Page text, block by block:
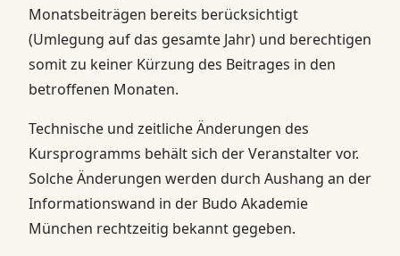
Monatsbeiträgen bereits berücksichtigt
(Umlegung auf das gesamte Jahr) und berechtigen
somit zu keiner Kürzung des Beitrages in den
betroffenen Monaten.
Technische und zeitliche Änderungen des
Kursprogramms behält sich der Veranstalter vor.
Solche Änderungen werden durch Aushang an der
Informationswand in der Budo Akademie
München rechtzeitig bekannt gegeben.